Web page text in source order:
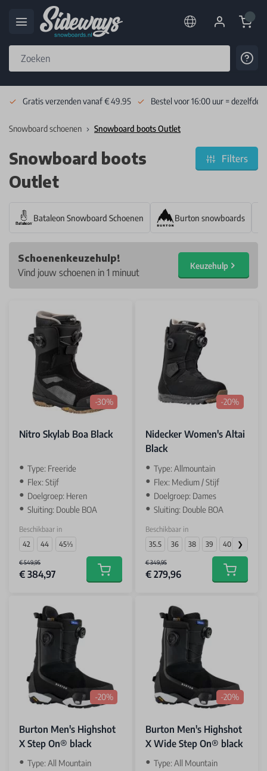
Cart
Gratis verzenden vanaf € 49.95 Bestel voor 16:00 uur = dezelfde
Snowboard schoenen Snowboard boots Outlet
Snowboard boots
Outlet
Filters
Bataleon Snowboard Schoenen Burton snowboards
Schoenenkeuzehulp!
Vind jouw schoenen in 1 minuut
Keuzehulp
-30%
Nitro Skylab Boa Black
Type: Freeride
Flex: Stijf
Doelgroep: Heren
Sluiting: Double BOA
Beschikbaar in
42
44 45⅓
€ 549,95
€ 384,97 Add to cart
-20%
Nidecker Women's Altai
Black
Type: Allmountain
Flex: Medium / Stijf
Doelgroep: Dames
Sluiting: Double BOA
Beschikbaar in
35.5
36 38 39 40
€ 349,95
€ 279,96 Add to
-20%
Burton Men's Highshot
X Step On® black
Type: All Mountain
-20%
Burton Men's Highshot
X Wide Step On® black
Type: All Mountain